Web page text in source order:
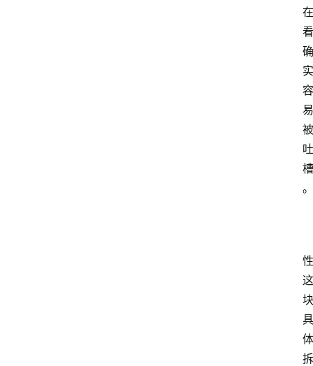
在
看
确
实
容
易
被
吐
槽
。
性
这
块
具
体
拆